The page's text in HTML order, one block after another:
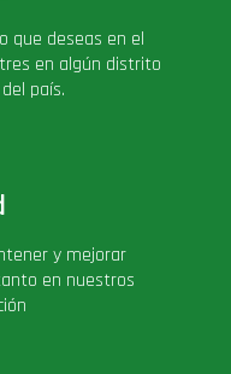
que deseas en el
en algún distrito
país.
y mejorar
en nuestros